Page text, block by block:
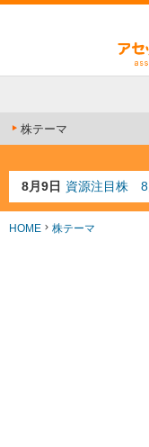
株テーマ
8月9日 資源注目株 8
8月4日 AI注目株 8月
8月3日 人気業種注目
HOME 株テーマ